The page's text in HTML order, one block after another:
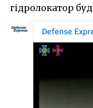
гідролокатор